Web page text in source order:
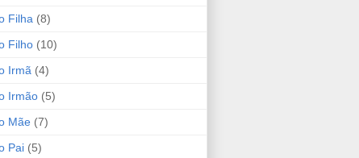
Filha (8)
Filho (10)
Irmã (4)
Irmão (5)
Mãe (7)
Pai (5)